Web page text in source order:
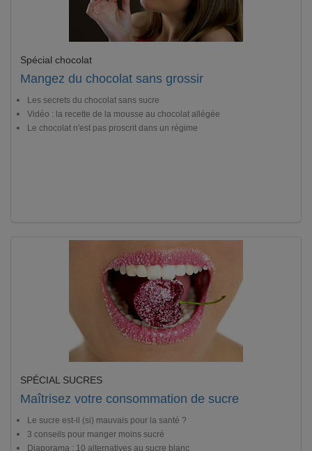
Spécial chocolat
Mangez du chocolat sans grossir
Les secrets du chocolat sans sucre
Vidéo : la recette de la mousse au chocolat allégée
Le chocolat n'est pas proscrit dans un régime
SPÉCIAL SUCRES
Maîtrisez votre consommation de sucre
Le sucre est-il (si) mauvais pour la santé ?
3 conseils pour manger moins sucré
Diaporama : 10 alternatives au sucre blanc